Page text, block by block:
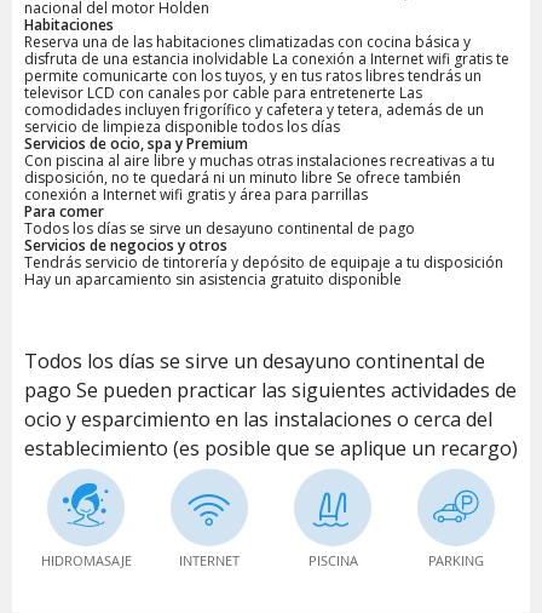
nacional del motor Holden
Habitaciones
Reserva una de las habitaciones climatizadas con cocina básica y
disfruta de una estancia inolvidable La conexión a Internet wifi gratis te
permite comunicarte con los tuyos, y en tus ratos libres tendrás un
televisor LCD con canales por cable para entretenerte Las
comodidades incluyen frigorífico y cafetera y tetera, además de un
servicio de limpieza disponible todos los días
Servicios de ocio, spa y Premium
Con piscina al aire libre y muchas otras instalaciones recreativas a tu
disposición, no te quedará ni un minuto libre Se ofrece también
conexión a Internet wifi gratis y área para parrillas
Para comer
Todos los días se sirve un desayuno continental de pago
Servicios de negocios y otros
Tendrás servicio de tintorería y depósito de equipaje a tu disposición
Hay un aparcamiento sin asistencia gratuito disponible
Todos los días se sirve un desayuno continental de
pago Se pueden practicar las siguientes actividades de
ocio y esparcimiento en las instalaciones o cerca del
establecimiento (es posible que se aplique un recargo)
HIDROMASAJE INTERNET PISCINA PARKING